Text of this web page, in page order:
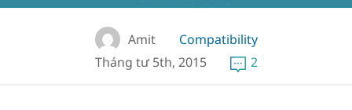
Amit
Compatibility
Tháng tư 5th, 2015
2